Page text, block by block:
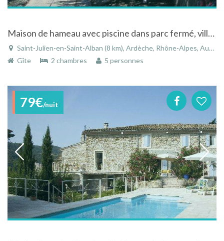
Maison de hameau avec piscine dans parc fermé, village au coeur de l'ardèche
Saint-Julien-en-Saint-Alban (8 km), Ardèche, Rhône-Alpes, Auvergne-Rhône-Alpes, France
Gîte
2 chambres 5 personnes
79€/nuit